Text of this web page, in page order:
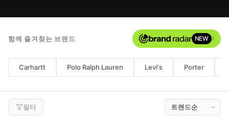
함께 즐겨찾는 브랜드 NEW
Carhartt Polo Ralph Lauren Levi's Porter
필터